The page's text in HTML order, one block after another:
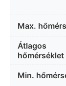
Max.
Átlagos
hőmérséklet
Min.